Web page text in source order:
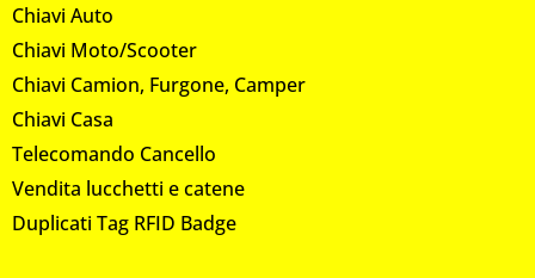
Chiavi Auto
Chiavi Moto/Scooter
Chiavi Camion, Furgone, Camper
Chiavi Casa
Telecomando Cancello
Vendita lucchetti e catene
Duplicati Tag RFID Badge